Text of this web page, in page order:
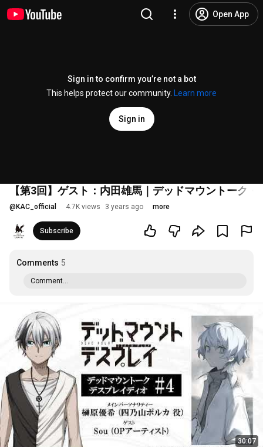
Open App
Sign in to confirm you’re not a bot
This helps protect our community.
Learn more
Sign in
【第3回】ゲスト：内田雄馬｜デッドマウントーク
@ KAC_official 4.7K views 3 years ago more
Subscribe
Comments 5
Comment...
30:07